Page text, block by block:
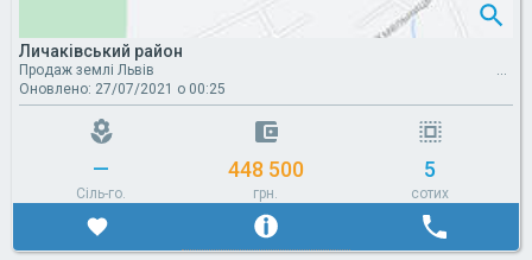
Личаківський район
Продаж землі Львів
Оновлено: 27/07/2021 о 00:25
—
Сіль-го.
448 500
грн.
5
сотих